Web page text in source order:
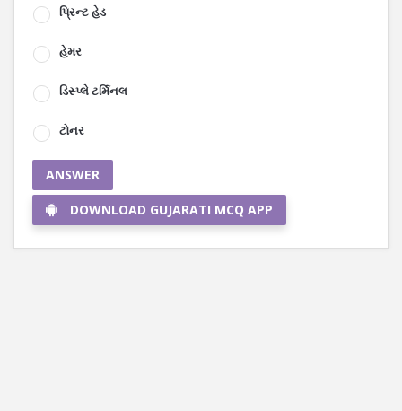
પ્રિન્ટ હેડ
હેમર
ડિસ્પ્લે ટર્મિનલ
ટોનર
ANSWER
DOWNLOAD GUJARATI MCQ APP